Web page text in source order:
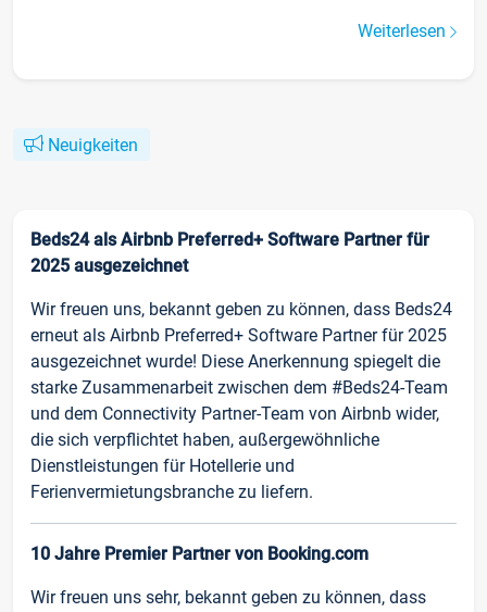
Weiterlesen
Neuigkeiten
Beds24 als Airbnb Preferred+ Software Partner für
2025 ausgezeichnet
Wir freuen uns, bekannt geben zu können, dass Beds24
erneut als Airbnb Preferred+ Software Partner für 2025
ausgezeichnet wurde! Diese Anerkennung spiegelt die
starke Zusammenarbeit zwischen dem #Beds24-Team
und dem Connectivity Partner-Team von Airbnb wider,
die sich verpflichtet haben, außergewöhnliche
Dienstleistungen für Hotellerie und
Ferienvermietungsbranche zu liefern.
10 Jahre Premier Partner von Booking.com
Wir freuen uns sehr, bekannt geben zu können, dass